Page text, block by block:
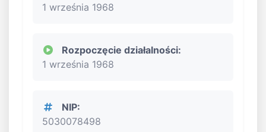
1 września 1968
Rozpoczęcie działalności:
1 września 1968
NIP:
5030078498